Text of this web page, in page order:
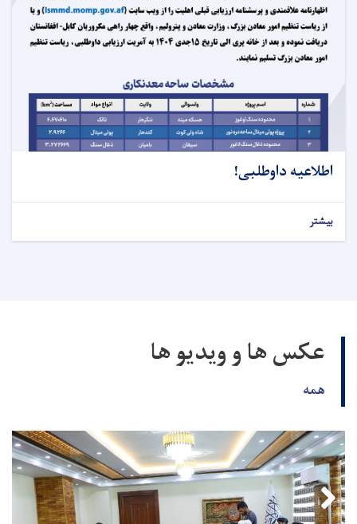
اطلاعیه داوطلبی!
بیشتر
عکس ها و ویدیو ها
همه